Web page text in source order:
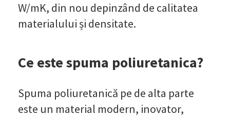
W/mK, din nou depinzând de calitatea
materialului și densitate.
Ce este spuma poliuretanica?
Spuma poliuretanică pe de alta parte
este un material modern, inovator,